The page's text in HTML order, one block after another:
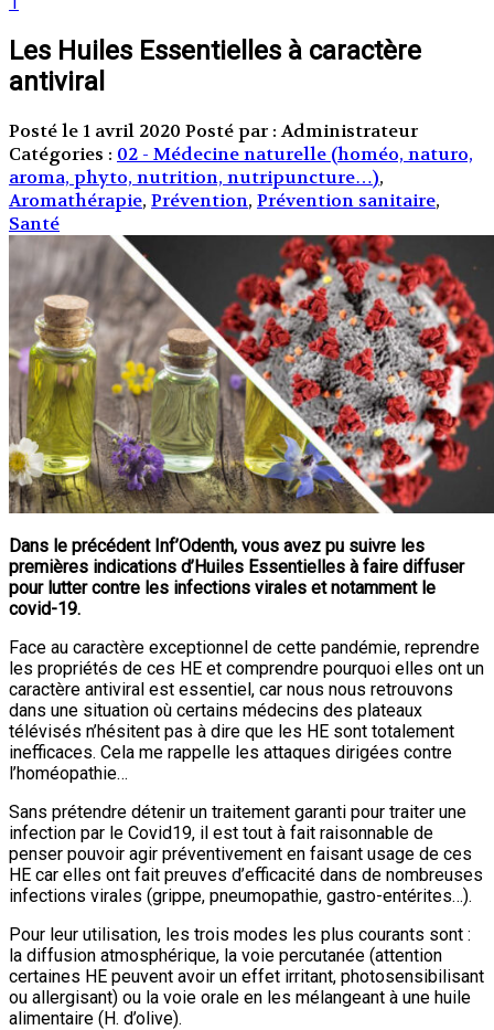
Les Huiles Essentielles à caractère
antiviral
Posté le 1 avril 2020 Posté par : Administrateur
Catégories : 02 - Médecine naturelle (homéo, naturo,
aroma, phyto, nutrition, nutripuncture…),
Aromathérapie, Prévention, Prévention sanitaire,
Santé
Dans le précédent Inf’Odenth, vous avez pu suivre les
premières indications d’Huiles Essentielles à faire diffuser
pour lutter contre les infections virales et notamment le
covid-19.
Face au caractère exceptionnel de cette pandémie, reprendre
les propriétés de ces HE et comprendre pourquoi elles ont un
caractère antiviral est essentiel, car nous nous retrouvons
dans une situation où certains médecins des plateaux
télévisés n’hésitent pas à dire que les HE sont totalement
inefficaces. Cela me rappelle les attaques dirigées contre
l’homéopathie…
Sans prétendre détenir un traitement garanti pour traiter une
infection par le Covid19, il est tout à fait raisonnable de
penser pouvoir agir préventivement en faisant usage de ces
HE car elles ont fait preuves d’efficacité dans de nombreuses
infections virales (grippe, pneumopathie, gastro-entérites…).
Pour leur utilisation, les trois modes les plus courants sont :
la diffusion atmosphérique, la voie percutanée (attention
certaines HE peuvent avoir un effet irritant, photosensibilisant
ou allergisant) ou la voie orale en les mélangeant à une huile
alimentaire (H. d’olive).